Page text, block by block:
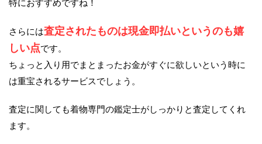
特におすすめですね！
さらには査定されたものは現金即払いというのも嬉
しい点です。
ちょっと入り用でまとまったお金がすぐに欲しいという時に
は重宝されるサービスでしょう。
査定に関しても着物専門の鑑定士がしっかりと査定してくれ
ます。